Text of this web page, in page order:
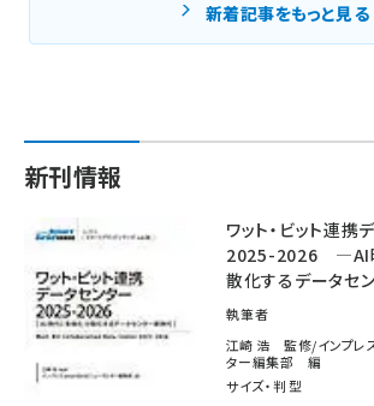
新着記事をもっと見る
新刊情報
ワット・ビット連携
2025-2026 ―AI
散化するデータセ
執筆者
江崎 浩 監修/インプレ
ター編集部 編
サイズ・判型